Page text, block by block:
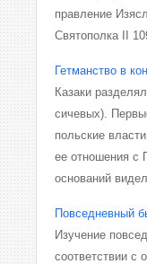
правление
Святополка II
Гетманство в
Казаки
сичевых).
польские
ее отношения с
оснований
Повседневный
Изучение
соответствии с